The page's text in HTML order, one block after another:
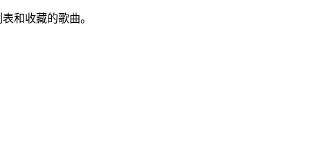
和收藏的歌曲。